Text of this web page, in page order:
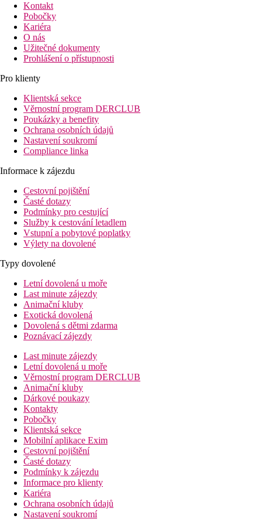
Kontakt
Pobočky
Kariéra
O nás
Užitečné dokumenty
Prohlášení o přístupnosti
Pro klienty
Klientská sekce
Věrnostní program DERCLUB
Poukázky a benefity
Ochrana osobních údajů
Nastavení soukromí
Compliance linka
Informace k zájezdu
Cestovní pojištění
Časté dotazy
Podmínky pro cestující
Služby k cestování letadlem
Vstupní a pobytové poplatky
Výlety na dovolené
Typy dovolené
Letní dovolená u moře
Last minute zájezdy
Animační kluby
Exotická dovolená
Dovolená s dětmi zdarma
Poznávací zájezdy
Last minute zájezdy
Letní dovolená u moře
Věrnostní program DERCLUB
Animační kluby
Dárkové poukazy
Kontakty
Pobočky
Klientská sekce
Mobilní aplikace Exim
Cestovní pojištění
Časté dotazy
Podmínky k zájezdu
Informace pro klienty
Kariéra
Ochrana osobních údajů
Nastavení soukromí